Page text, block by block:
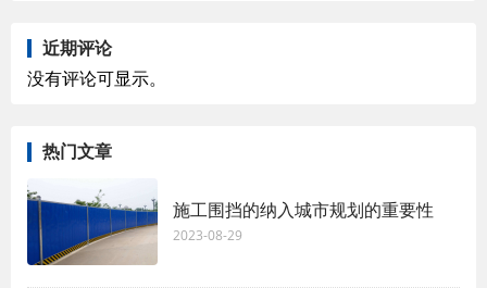
近期评论
没有评论可显示。
热门文章
施工围挡的纳入城市规划的重要性
2023-08-29